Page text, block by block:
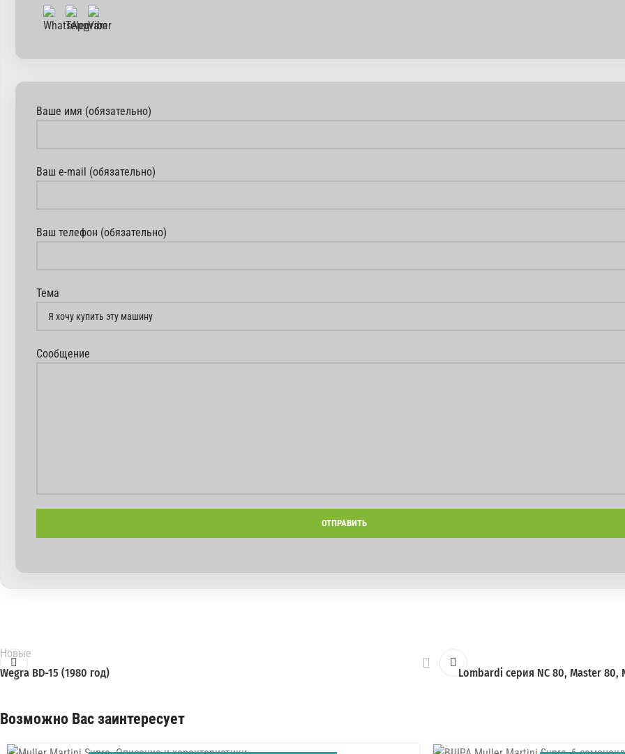
Ваше имя (обязательно)
Ваш e-mail (обязательно)
Ваш телефон (обязательно)
Тема
Сообщение
Новые
Wegra BD-15 (1980 год)
Lombardi серия NC 80, Master 80,
Возможно Вас заинтересует